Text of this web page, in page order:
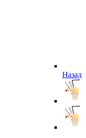
Назад